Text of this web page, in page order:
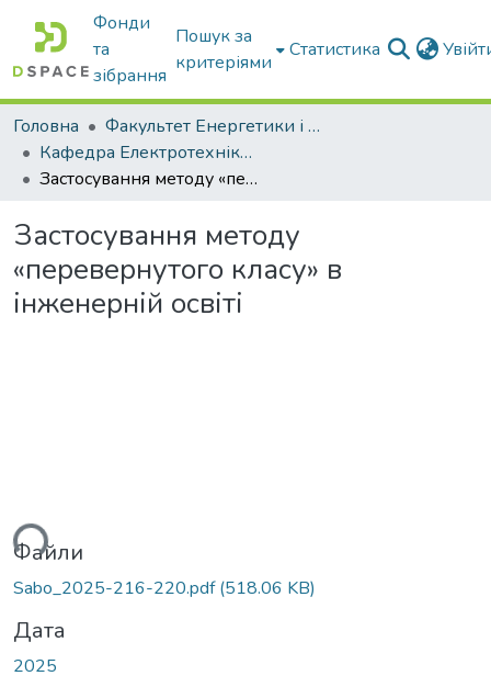
Фонди
та
зібрання
Пошук за
критеріями
Статистика
Головна
Факультет Енергетики і комп'ютерних технологій
Кафедра Електротехніки і електромеханіки ім. проф. В.В. Овчарова
Застосування методу «перевернутого класу» в інженерній освіті
Застосування методу
«перевернутого класу» в
інженерній освіті
Файли
Sabo_2025-216-220.pdf(518.06 KB)
Дата
2025